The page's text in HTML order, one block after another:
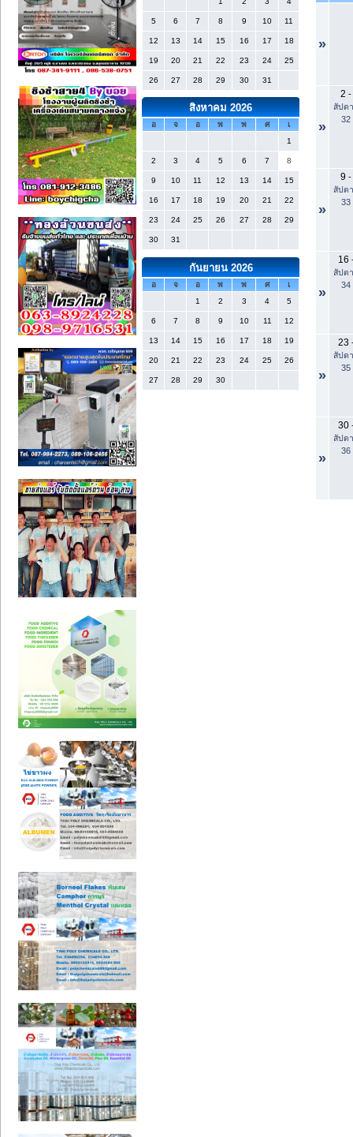
5 6 7 8 9 10 11
12 13 14 15 16 17 18
19 20 21 22 23 24 25
26 27 28 29 30 31
สิงหาคม 2026
อ จ อ พ พ ศ
เ
1
2 3 4 5 6 7 8
9 10 11 12 13 14 15
16 17 18 19 20 21 22
23 24 25 26 27 28 29
30 31
กันยายน 2026
อ จ อ พ พ ศ
เ
1
2 3 4 5
6 7 8 9 10 11 12
13 14 15 16 17 18 19
20 21 22 23 24 25 26
27 28 29 30
»
»
2 -
สัปด
32
»
9 -
สัปด
33
»
16
สัปด
34
»
23
สัปด
35
»
30
สัปด
36